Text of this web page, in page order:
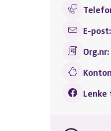
E-post:
Org.nr:
Lenke